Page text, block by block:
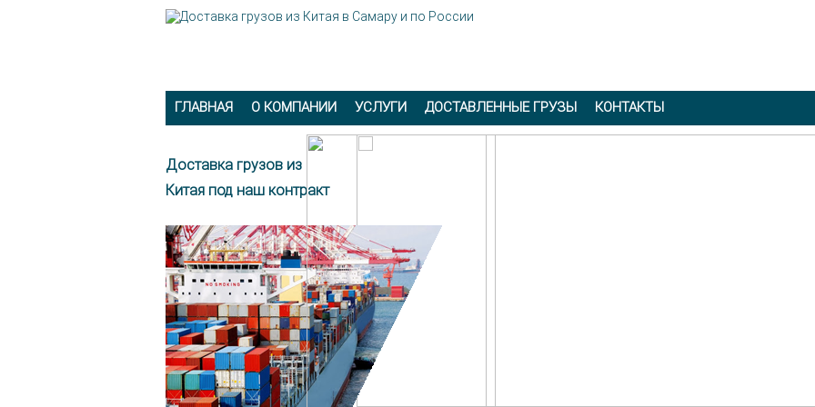
ГЛАВНАЯ О КОМПАНИИ УСЛУГИ ДОСТАВЛЕННЫЕ ГРУЗЫ КОНТАКТЫ
Доставка грузов из
Китая под наш контракт